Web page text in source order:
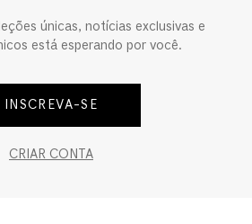
únicas, notícias exclusivas e
está esperando por você.
INSCREVA-SE
CRIAR CONTA